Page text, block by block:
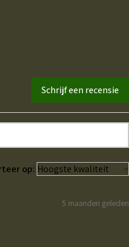
Schrijf een recensie
op:
5 maanden geleden